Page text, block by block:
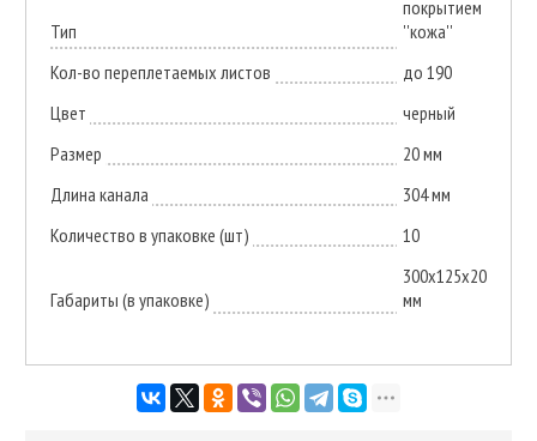
Тип
покрытием
''кожа''
Кол-во переплетаемых листов
до 190
Цвет
черный
Размер
20 мм
Длина канала
304 мм
Количество в упаковке (шт)
10
Габариты (в упаковке)
300х125х20
мм